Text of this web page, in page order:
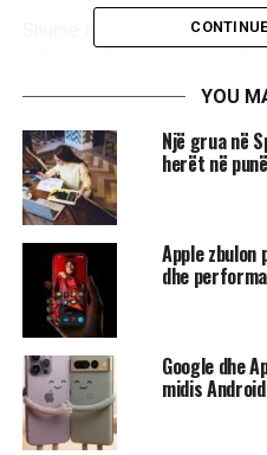
Shumë investitorë besojnë
të rritet, megjithëse disa e
Kjo konkurrencë përfiton nga
shumicën dërrmuese të
RELATED TOPICS: APPLE
UP NEXT
SHBA ndalon shitjet e
shkak të lidhjeve me Rusinë
DON'T MISS
NATO fillon investimin prej 1
YOU
Një grua në
herët në punë
Apple zbulon
dhe
Google dhe
midis